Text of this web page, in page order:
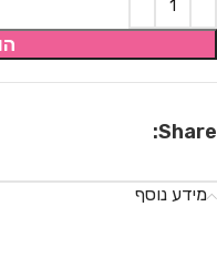
Share:
מידע נוסף